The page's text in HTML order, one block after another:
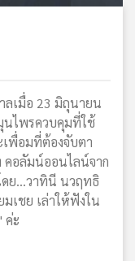
ลเมื่อ 23 มิถุนายน
นไพรควบคุมที่ใช้
พื่อมที่ต้องจับตา
คอลัมน์ออนไลน์จาก
ย...วาทินี นวฤทธิ
เชย เล่าให้ฟังใน
ค่ะ